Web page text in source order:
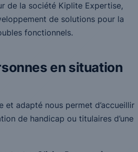
de la société Kiplite Expertise,
de solutions pour la
fonctionnels.
en situation
et adapté nous permet d’accueillir
de handicap ou titulaires d’une